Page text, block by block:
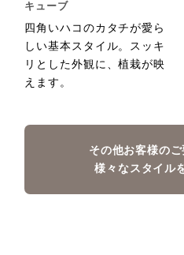
キューブ
四角いハコのカタチが愛ら
しい基本スタイル。スッキ
リとした外観に、植栽が映
えます。
その他お客様のご
様々なスタイル